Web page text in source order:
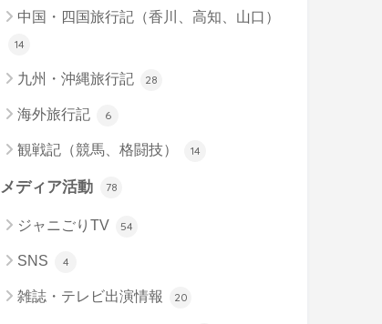
中国・四国旅行記（香川、高知、山口）
14
九州・沖縄旅行記 28
海外旅行記 6
観戦記（競馬、格闘技） 14
メディア活動 78
ジャニごりTV 54
SNS 4
雑誌・テレビ出演情報 20